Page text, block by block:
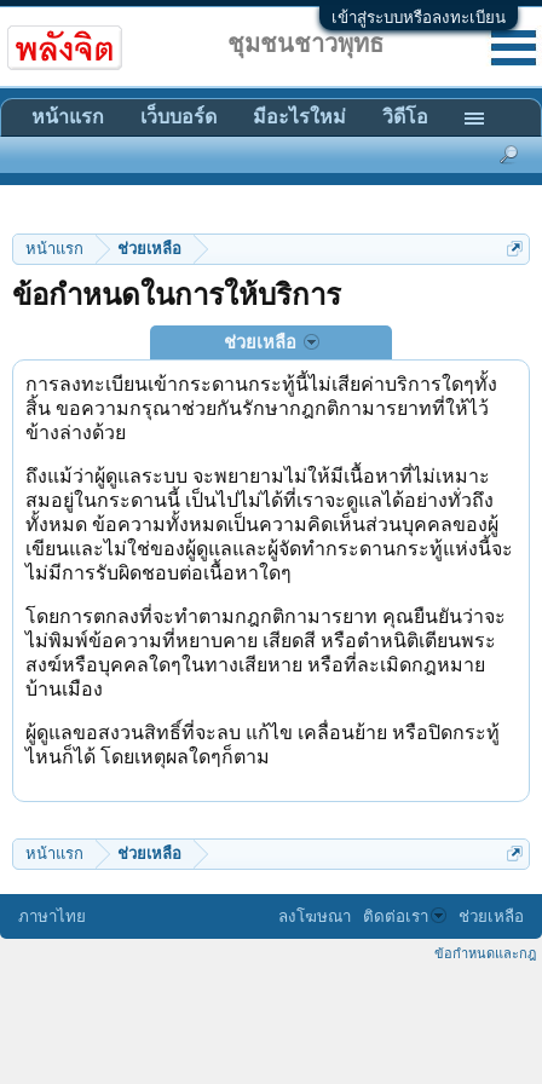
เข้าสู่ระบบหรือลงทะเบียน
หน้าแรก ช่วยเหลือ
ข้อกำหนดในการให้บริการ
ช่วยเหลือ
การลงทะเบียนเข้ากระดานกระทู้นี้ไม่เสียค่าบริการใดๆทั้ง
สิ้น ขอความกรุณาช่วยกันรักษากฎกติกามารยาทที่ให้ไว้
ข้างล่างด้วย
ถึงแม้ว่าผู้ดูแลระบบ จะพยายามไม่ให้มีเนื้อหาที่ไม่เหมาะ
สมอยู่ในกระดานนี้ เป็นไปไม่ได้ที่เราจะดูแลได้อย่างทั่วถึง
ทั้งหมด ข้อความทั้งหมดเป็นความคิดเห็นส่วนบุคคลของผู้
เขียนและไม่ใช่ของผู้ดูแลและผู้จัดทำกระดานกระทู้แห่งนี้จะ
ไม่มีการรับผิดชอบต่อเนื้อหาใดๆ
โดยการตกลงที่จะทำตามกฎกติกามารยาท คุณยืนยันว่าจะ
ไม่พิมพ์ข้อความที่หยาบคาย เสียดสี หรือตำหนิติเตียนพระ
สงฆ์หรือบุคคลใดๆในทางเสียหาย หรือที่ละเมิดกฎหมาย
บ้านเมือง
ผู้ดูแลขอสงวนสิทธิ์ที่จะลบ แก้ไข เคลื่อนย้าย หรือปิดกระทู้
ไหนก็ได้ โดยเหตุผลใดๆก็ตาม
หน้าแรก ช่วยเหลือ
ชุมชนชาวพุทธ
หน้าแรก เว็บบอร์ด มีอะไรใหม่ วิดีโอ
ภาษาไทย ลงโฆษณา ติดต่อเรา ช่วยเหลือ
ข้อกำหนดและกฎ